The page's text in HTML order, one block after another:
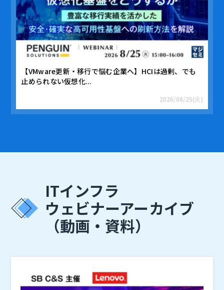
【VMware更新・移行で悩む企業へ】HCIは過剰、でも
止められない仮想化...
2026/08/25(火)
ITインフラ
ウェビナーアーカイブ
（動画・資料）